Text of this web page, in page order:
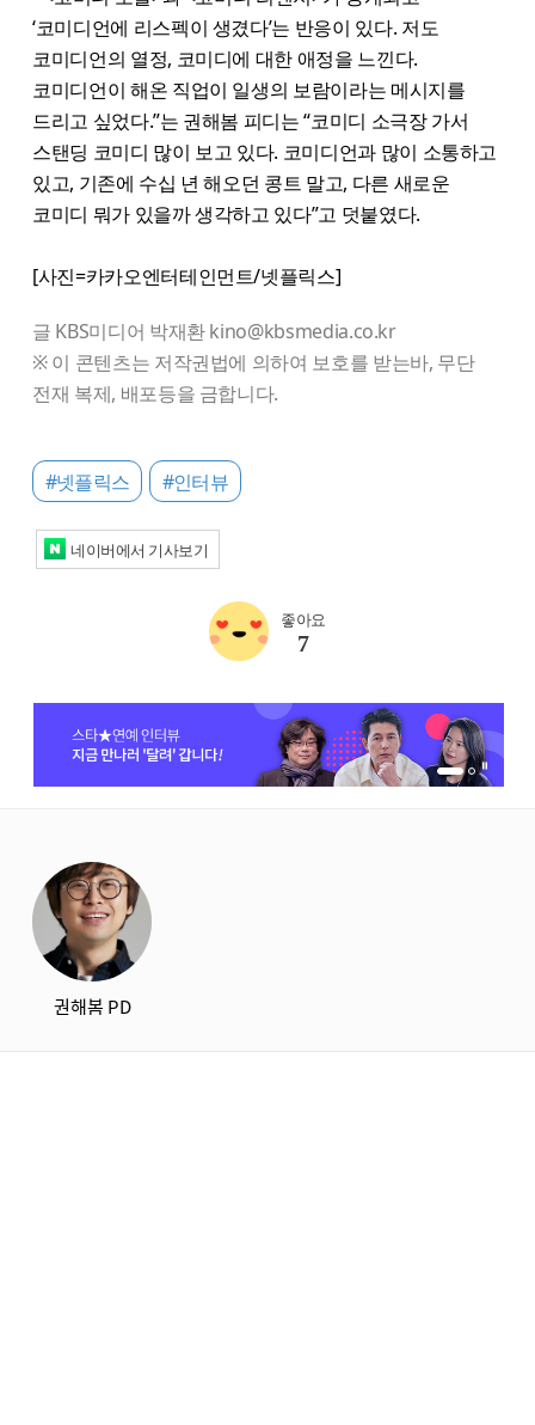
‘코미디언에 리스펙이 생겼다’는 반응이 있다. 저도
코미디언의 열정, 코미디에 대한 애정을 느낀다.
코미디언이 해온 직업이 일생의 보람이라는 메시지를
드리고 싶었다.”는 권해봄 피디는 “코미디 소극장 가서
스탠딩 코미디 많이 보고 있다. 코미디언과 많이 소통하고
있고, 기존에 수십 년 해오던 콩트 말고, 다른 새로운
코미디 뭐가 있을까 생각하고 있다”고 덧붙였다.
[사진=카카오엔터테인먼트/넷플릭스]
글 KBS미디어 박재환 kino@kbsmedia.co.kr
※ 이 콘텐츠는 저작권법에 의하여 보호를 받는바, 무단
전재 복제, 배포등을 금합니다.
#넷플릭스 #인터뷰
네이버에서 기사보기
좋아요
7
1번 배너 보기
2번 배너 보기
권해봄 PD